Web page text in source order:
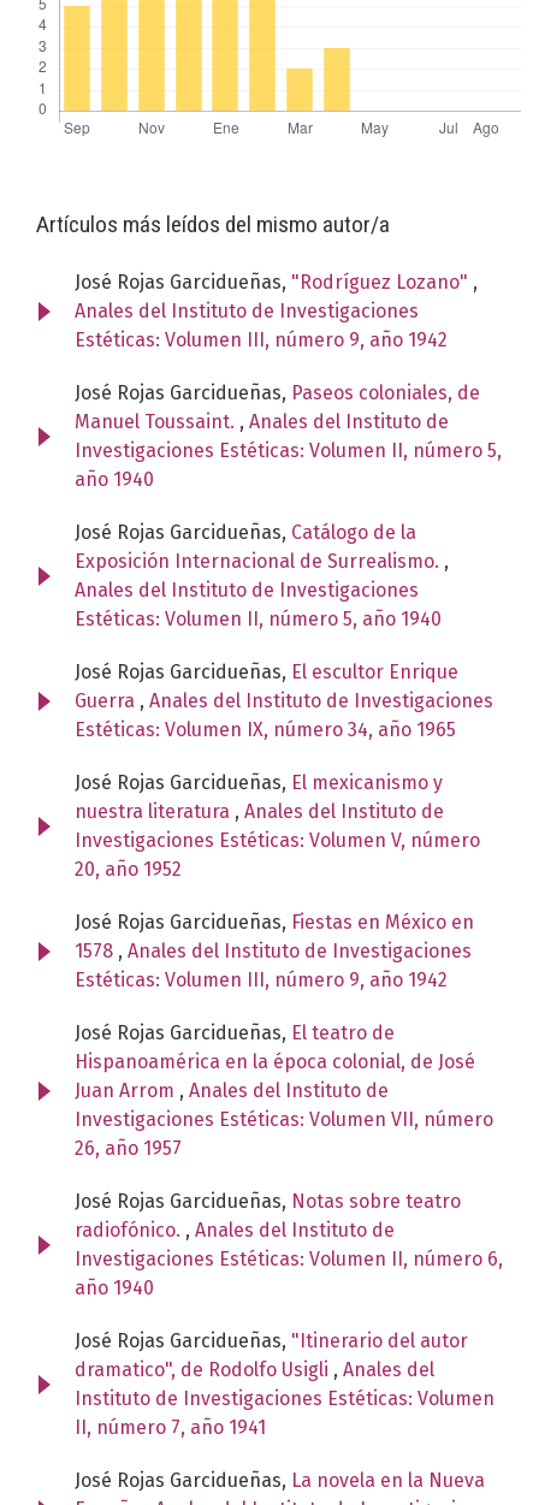
Artículos más leídos del mismo autor/a
José Rojas Garcidueñas, "Rodríguez Lozano" ,
Anales del Instituto de Investigaciones
Estéticas: Volumen III, número 9, año 1942
José Rojas Garcidueñas, Paseos coloniales, de
Manuel Toussaint. , Anales del Instituto de
Investigaciones Estéticas: Volumen II, número 5,
año 1940
José Rojas Garcidueñas, Catálogo de la
Exposición Internacional de Surrealismo. ,
Anales del Instituto de Investigaciones
Estéticas: Volumen II, número 5, año 1940
José Rojas Garcidueñas, El escultor Enrique
Guerra , Anales del Instituto de Investigaciones
Estéticas: Volumen IX, número 34, año 1965
José Rojas Garcidueñas, El mexicanismo y
nuestra literatura , Anales del Instituto de
Investigaciones Estéticas: Volumen V, número
20, año 1952
José Rojas Garcidueñas, Fiestas en México en
1578 , Anales del Instituto de Investigaciones
Estéticas: Volumen III, número 9, año 1942
José Rojas Garcidueñas, El teatro de
Hispanoamérica en la época colonial, de José
Juan Arrom , Anales del Instituto de
Investigaciones Estéticas: Volumen VII, número
26, año 1957
José Rojas Garcidueñas, Notas sobre teatro
radiofónico. , Anales del Instituto de
Investigaciones Estéticas: Volumen II, número 6,
año 1940
José Rojas Garcidueñas, "Itinerario del autor
dramatico", de Rodolfo Usigli , Anales del
Instituto de Investigaciones Estéticas: Volumen
II, número 7, año 1941
José Rojas Garcidueñas, La novela en la Nueva